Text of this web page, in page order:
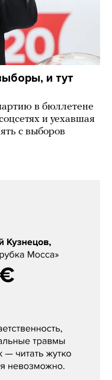
и тут
в бюллетене
и уехавшая
с выборов